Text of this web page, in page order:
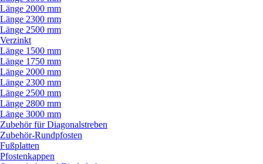
Länge 2000 mm
Länge 2300 mm
Länge 2500 mm
Verzinkt
Länge 1500 mm
Länge 1750 mm
Länge 2000 mm
Länge 2300 mm
Länge 2500 mm
Länge 2800 mm
Länge 3000 mm
Zubehör für Diagonalstreben
Zubehör-Rundpfosten
Fußplatten
Pfostenkappen